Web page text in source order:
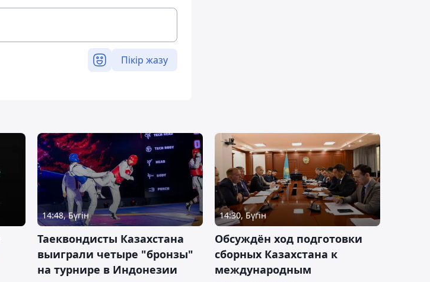
Пікір жазу
14:48, Бүгін
Таеквондисты Казахстана
выиграли четыре "бронзы"
на турнире в Индонезии
14:30, Бүгін
Обсуждён ход подготовки
сборных Казахстана к
международным